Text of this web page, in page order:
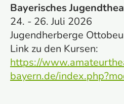
Bayerisches
24. - 26. Juli 2026
Jugendherberge
Link zu den Kursen:
https://
bayern.de/